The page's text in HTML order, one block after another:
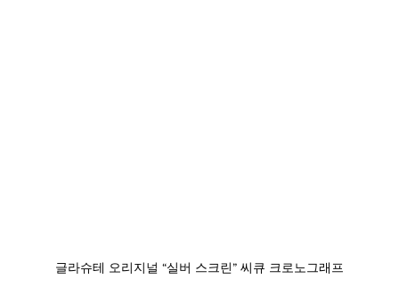
글라슈테 오리지널 “실버 스크린” 씨큐 크로노그래프